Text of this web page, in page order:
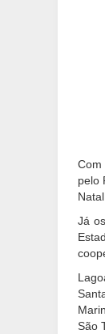
Com
pelo
Já
São